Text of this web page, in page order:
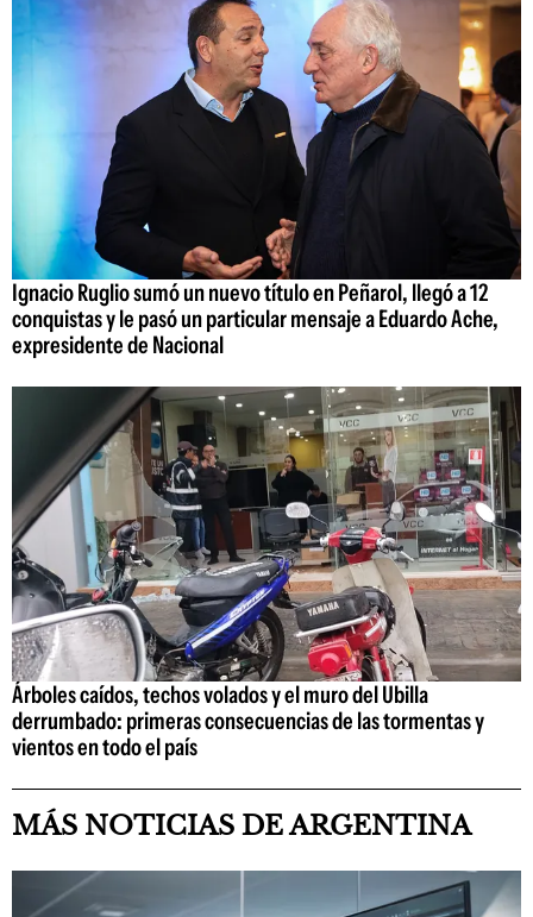
Ignacio Ruglio sumó un nuevo título en Peñarol, llegó a 12
conquistas y le pasó un particular mensaje a Eduardo Ache,
expresidente de Nacional
Árboles caídos, techos volados y el muro del Ubilla
derrumbado: primeras consecuencias de las tormentas y
vientos en todo el país
MÁS NOTICIAS DE ARGENTINA